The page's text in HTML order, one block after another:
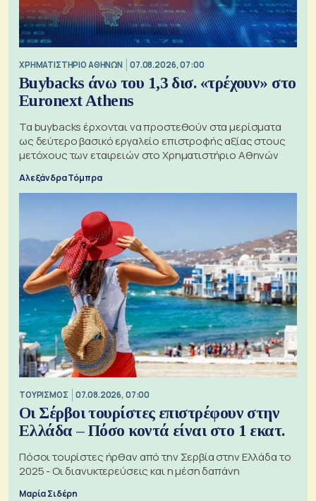
XΡΗΜΑΤΙΣΤΗΡΙΟ ΑΘΗΝΩΝ 07.08.2026, 07:00
Buybacks άνω του 1,3 δισ. «τρέχουν» στο
Euronext Athens
Τα buybacks έρχονται να προστεθούν στα μερίσματα
ως δεύτερο βασικό εργαλείο επιστροφής αξίας στους
μετόχους των εταιρειών στο Χρηματιστήριο Αθηνών
Αλεξάνδρα Τόμπρα
ΤΟΥΡΙΣΜΟΣ 07.08.2026, 07:00
Οι Σέρβοι τουρίστες επιστρέφουν στην
Ελλάδα – Πόσο κοντά είναι στο 1 εκατ.
Πόσοι τουρίστες ήρθαν από την Σερβία στην Ελλάδα το
2025 - Οι διανυκτερεύσεις και η μέση δαπάνη
Μαρία Σιδέρη